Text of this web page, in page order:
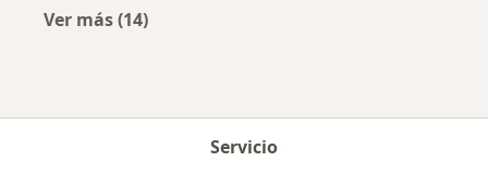
Ver más (14)
Servicio